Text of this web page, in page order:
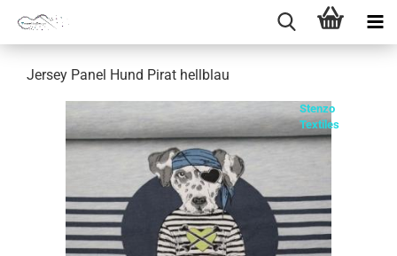
Jersey Panel Hund Pirat hellblau
Stenzo
Textiles